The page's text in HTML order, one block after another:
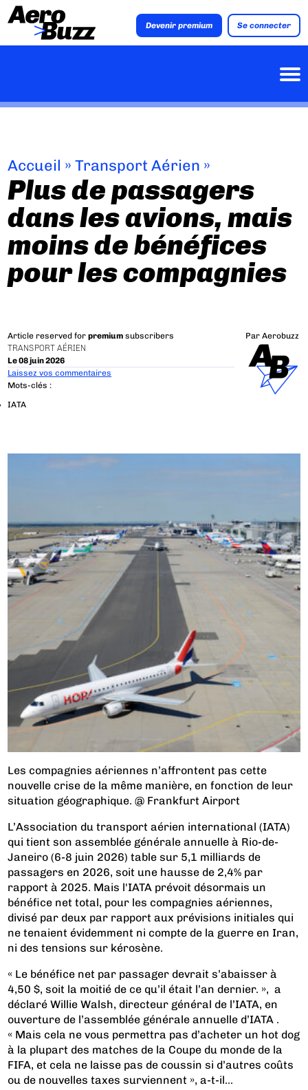
Devenir premium Se connecter
Accueil »Transport Aérien »
Plus de passagers
dans les avions, mais
moins de bénéfices
pour les compagnies
Article reserved forpremium subscribers
TRANSPORT AÉRIEN
Le 08 juin 2026
Par Aerobuzz
Laissez vos commentaires
Mots-clés :
IATA
Les compagnies aériennes n’affrontent pas cette
nouvelle crise de la même manière, en fonction de leur
situation géographique. @ Frankfurt Airport
L’Association du transport aérien international (IATA)
qui tient son assemblée générale annuelle à Rio-de-
Janeiro (6-8 juin 2026) table sur 5,1 milliards de
passagers en 2026, soit une hausse de 2,4% par
rapport à 2025. Mais l'IATA prévoit désormais un
bénéfice net total, pour les compagnies aériennes,
divisé par deux par rapport aux prévisions initiales qui
ne tenaient évidemment ni compte de la guerre en Iran,
ni des tensions sur kérosène.
« Le bénéfice net par passager devrait s’abaisser à
4,50 $, soit la moitié de ce qu’il était l’an dernier. », a
déclaré Willie Walsh, directeur général de l’IATA, en
ouverture de l’assemblée générale annuelle d’IATA .
« Mais cela ne vous permettra pas d’acheter un hot dog
à la plupart des matches de la Coupe du monde de la
FIFA, et cela ne laisse pas de coussin si d’autres coûts
ou de nouvelles taxes surviennent », a-t-il...